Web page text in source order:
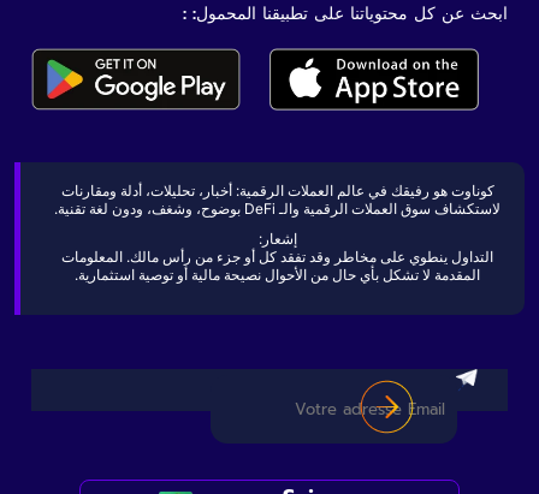
ابحث عن كل محتوياتنا على تطبيقنا المحمول: :
كوناوت هو رفيقك في عالم العملات الرقمية: أخبار، تحليلات، أدلة ومقارنات
لاستكشاف سوق العملات الرقمية والـ DeFi بوضوح، وشغف، ودون لغة تقنية.
إشعار:
التداول ينطوي على مخاطر وقد تفقد كل أو جزء من رأس مالك. المعلومات
المقدمة لا تشكل بأي حال من الأحوال نصيحة مالية أو توصية استثمارية.